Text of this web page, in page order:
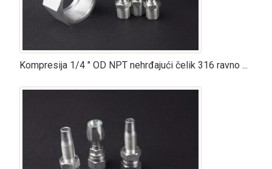
Kompresija 1/4 ″ OD NPT nehrđajući čelik 316 ravno ...